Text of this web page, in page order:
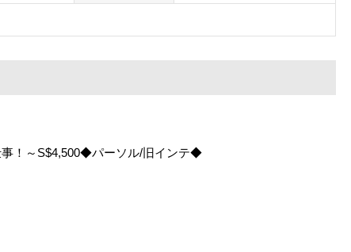
！～S$4,500◆パーソル/旧インテ◆